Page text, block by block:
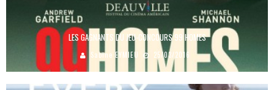
LES GAGNANTS DU JEU-CONCOURS 99 HOMES
Sabine EYMIEU 25/03/2016